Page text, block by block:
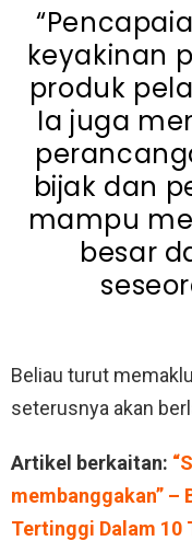
keyakinan
produk
Ia juga
bijak dan
mampu
besar
Beliau turut
seterusnya akan
Artikel berkaitan:
membanggakan” –
Tertinggi Dalam 10